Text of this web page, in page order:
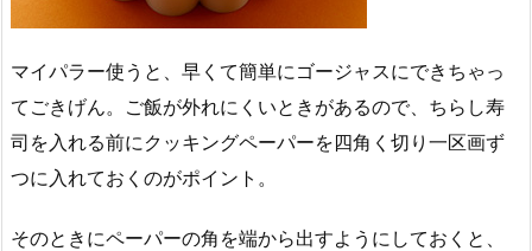
マイパラー使うと、早くて簡単にゴージャスにできちゃっ
てごきげん。ご飯が外れにくいときがあるので、ちらし寿
司を入れる前にクッキングペーパーを四角く切り一区画ず
つに入れておくのがポイント。
そのときにペーパーの角を端から出すようにしておくと、